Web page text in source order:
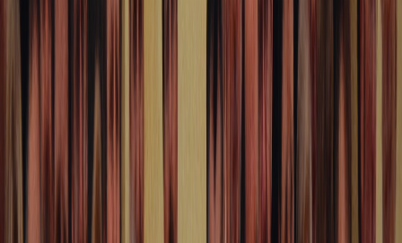
Bibliotheek